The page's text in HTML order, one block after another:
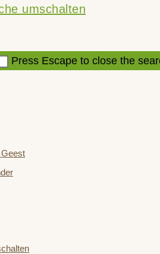
umschalten
Press Escape to close the